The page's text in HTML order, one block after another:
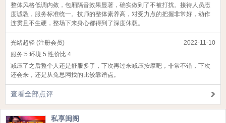
整体风格低调内敛，包厢隔音效果显著，确实做到了不被打扰。接待人员态
度诚恳，服务标准统一。技师的整体素养高，对受力点的把握非常好，动作
连贯且不生硬，整场下来身心都得到了深度休憩。
2022-11-10
光绪超轻 (注册会员)
服务:5 环境:5 性价比:4
减压了之后整个人还是舒服多了，下次再过来减压按摩吧，非常不错，下次
还会来，还是从兔思网找的比较靠谱点。
查看全部点评
私享闺阁